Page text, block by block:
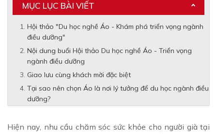
MỤC LỤC BÀI VIẾT
Hội thảo "Du học nghề Áo - Khám phá triển vọng ngành
điều dưỡng"
Nội dung buổi Hội thảo Du học nghề Áo - Triển vọng
ngành điều dưỡng
Giao lưu cùng khách mời đặc biệt
Tại sao nên chọn Áo là nơi lý tưởng để du học ngành điều
dưỡng?
Hiện nay, nhu cầu chăm sóc sức khỏe cho người già tại